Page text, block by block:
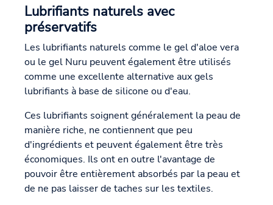
Lubrifiants naturels avec
préservatifs
Les lubrifiants naturels comme le gel d'aloe vera
ou le gel Nuru peuvent également être utilisés
comme une excellente alternative aux gels
lubrifiants à base de silicone ou d'eau.
Ces lubrifiants soignent généralement la peau de
manière riche, ne contiennent que peu
d'ingrédients et peuvent également être très
économiques. Ils ont en outre l'avantage de
pouvoir être entièrement absorbés par la peau et
de ne pas laisser de taches sur les textiles.